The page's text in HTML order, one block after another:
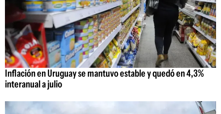
Inflación en Uruguay se mantuvo estable y quedó en 4,3%
interanual a julio